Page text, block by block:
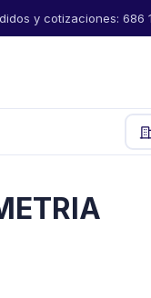
y cotizaciones: 686